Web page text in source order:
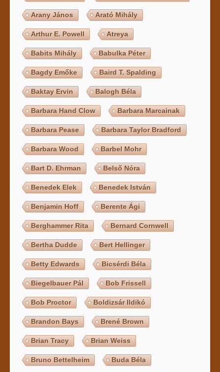
Arany János Arató Mihály
Arthur E. Powell Atreya
Babits Mihály Babulka Péter
Bagdy Emőke Baird T. Spalding
Baktay Ervin Balogh Béla
Barbara Hand Clow Barbara Marcainak
Barbara Pease Barbara Taylor Bradford
Barbara Wood Barbel Mohr
Bart D. Ehrman Belső Nóra
Benedek Elek Benedek István
Benjamin Hoff Berente Ági
Berghammer Rita Bernard Cornwell
Bertha Dudde Bert Hellinger
Betty Edwards Bicsérdi Béla
Biegelbauer Pál Bob Frissell
Bob Proctor Boldizsár Ildikó
Brandon Bays Brené Brown
Brian Tracy Brian Weiss
Bruno Bettelheim Buda Béla